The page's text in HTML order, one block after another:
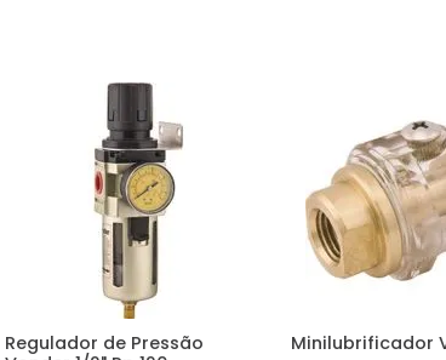
Regulador de Pressão
Minilubrificador